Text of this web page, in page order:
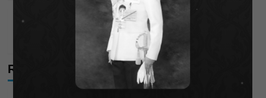
ดวงประจำวันที่ 18/12/68
Recent Posts